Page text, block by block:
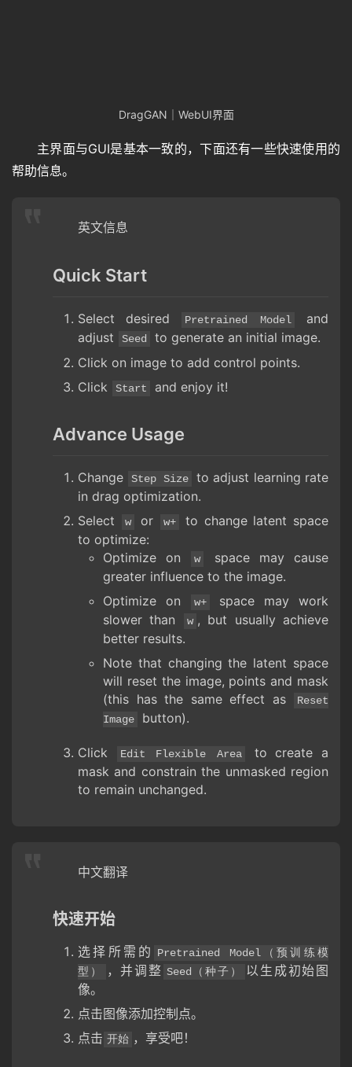
DragGAN｜WebUI界面
主界面与GUI是基本一致的，下面还有一些快速使用的
帮助信息。
英文信息
Quick Start
Select desired Pretrained Model
and
adjust
Seed
to generate an initial image.
Click on image to add control points.
Click
Start and enjoy it!
Advance Usage
Change Step Size
to adjust learning rate
in drag optimization.
Select
w or w+
to change latent space
to optimize:
Optimize on
w
space may cause
greater influence to the image.
Optimize on
w+
space may work
slower than
w , but usually achieve
better results.
Note that changing the latent space
will reset the image, points and mask
(this has the same effect as
Reset
Image
button).
Click Edit Flexible Area
to create a
mask and constrain the unmasked region
to remain unchanged.
中文翻译
快速开始
选择所需的
Pretrained Model（预训练模
型）
，并调整 Seed（种子）
以生成初始图
像。
点击图像添加控制点。
点击 开始 ，享受吧！